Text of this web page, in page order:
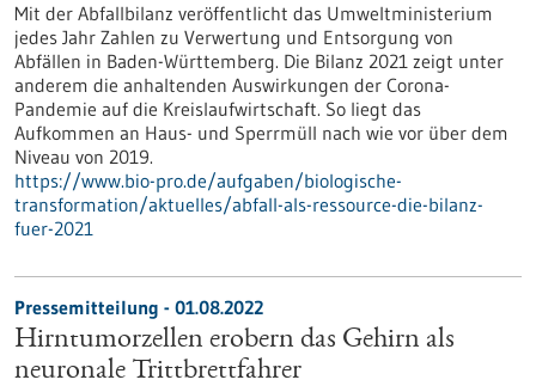
Mit der Abfallbilanz veröffentlicht das Umweltministerium
jedes Jahr Zahlen zu Verwertung und Entsorgung von
Abfällen in Baden-Württemberg. Die Bilanz 2021 zeigt unter
anderem die anhaltenden Auswirkungen der Corona-
Pandemie auf die Kreislaufwirtschaft. So liegt das
Aufkommen an Haus- und Sperrmüll nach wie vor über dem
Niveau von 2019.
https://www.bio-pro.de/aufgaben/biologische-
transformation/aktuelles/abfall-als-ressource-die-bilanz-
fuer-2021
Pressemitteilung - 01.08.2022
Hirntumorzellen erobern das Gehirn als
neuronale Trittbrettfahrer